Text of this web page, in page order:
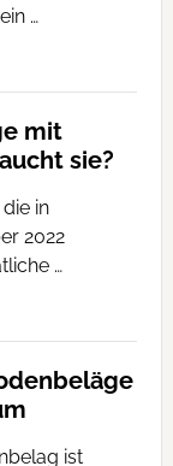
…
mit
sie?
in
2022
…
ist